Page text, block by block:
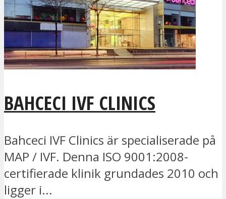
BAHCECI IVF CLINICS
Bahceci IVF Clinics är specialiserade på
MAP / IVF. Denna ISO 9001:2008-
certifierade klinik grundades 2010 och
ligger i...